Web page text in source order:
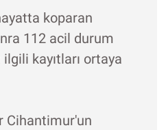
koparan
112 acil durum
ilgili kayıtları ortaya
Cihantimur'un